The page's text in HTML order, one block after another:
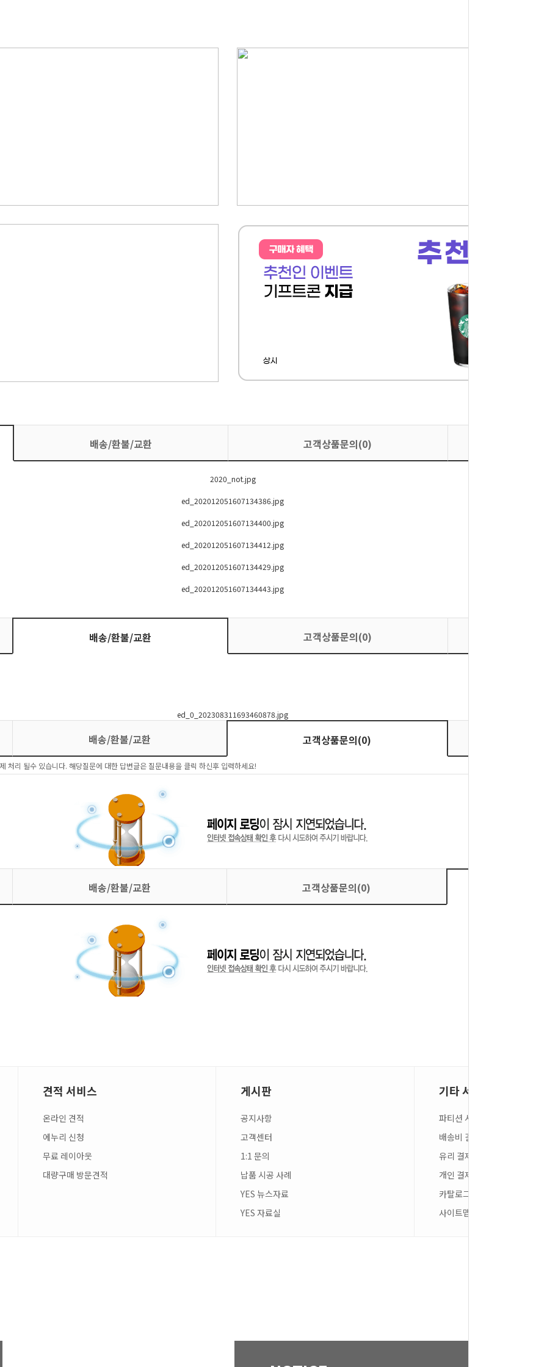
배송/환불/교환 고객상품문의(0)
배송/환불/교환 고객상품문의(0)
배송/환불/교환 고객상품문의(0)
처리 될수 있습니다. 해당질문에 대한 답변글은 질문내용을 클릭 하신후 입력하세요!
배송/환불/교환 고객상품문의(0)
견적 서비스
온라인 견적
에누리 신청
무료 레이아웃
대량구매 방문견적
게시판
공지사항
고객센터
1:1 문의
납품 시공 사례
YES 뉴스자료
YES 자료실
기타 서비스
파티션 시뮬레이션
배송비 결제
유리 결제
개인 결제
카탈로그 신청
사이트맵